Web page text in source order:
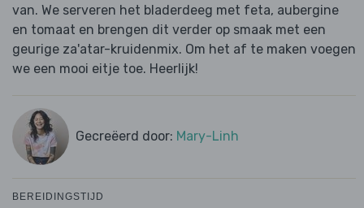
van. We serveren het bladerdeeg met feta, aubergine
en tomaat en brengen dit verder op smaak met een
geurige za'atar-kruidenmix. Om het af te maken voegen
we een mooi eitje toe. Heerlijk!
Gecreëerd door: Mary-Linh
BEREIDINGSTIJD